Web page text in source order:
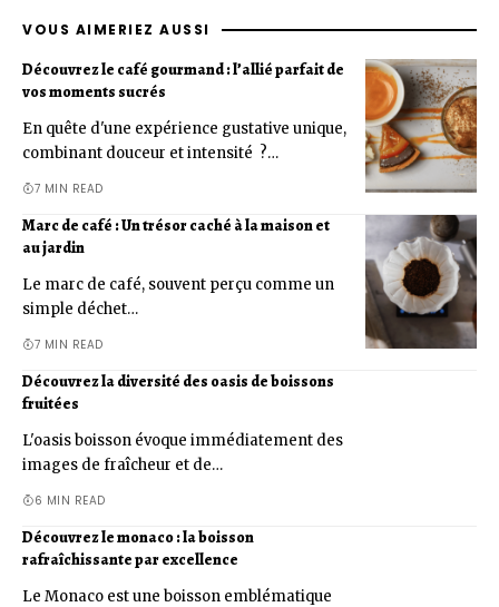
VOUS AIMERIEZ AUSSI
Découvrez le café gourmand : l’allié parfait de
vos moments sucrés
En quête d'une expérience gustative unique,
combinant douceur et intensité ?…
7 MIN READ
Marc de café : Un trésor caché à la maison et
au jardin
Le marc de café, souvent perçu comme un
simple déchet…
7 MIN READ
Découvrez la diversité des oasis de boissons
fruitées
L'oasis boisson évoque immédiatement des
images de fraîcheur et de…
6 MIN READ
Découvrez le monaco : la boisson
rafraîchissante par excellence
Le Monaco est une boisson emblématique